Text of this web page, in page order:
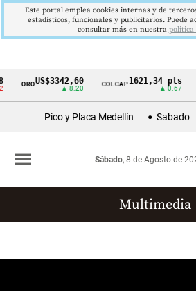
Cintillo
Colombia
OROUS$3342,60
▲ 8.20
COLCAP1621,34 pts
▲ 0.67
Pico y Placa Medellín Sabado
Sábado, 8 de Agosto de
menu
Multimedia
Este portal emplea cookies internas y de
estadísticos, funcionales y publicitarios. Puede
consultar más en nuestra politica